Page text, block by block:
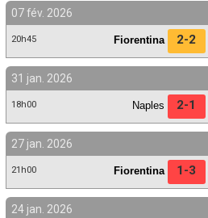
07 fév. 2026
20h45 Fiorentina 2-2
31 jan. 2026
18h00 Naples 2-1
27 jan. 2026
21h00 Fiorentina 1-3
24 jan. 2026